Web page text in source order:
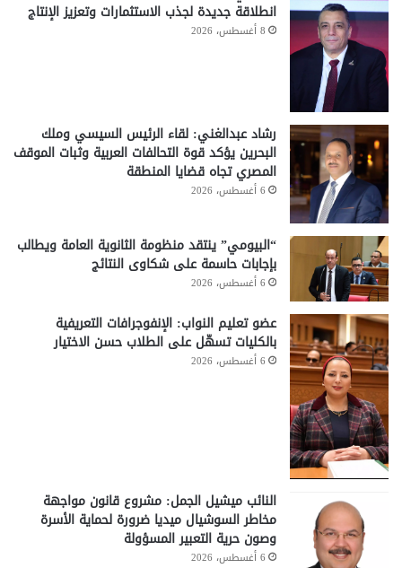
انطلاقة جديدة لجذب الاستثمارات وتعزيز الإنتاج
8 أغسطس، 2026
رشاد عبدالغني: لقاء الرئيس السيسي وملك
البحرين يؤكد قوة التحالفات العربية وثبات الموقف
المصري تجاه قضايا المنطقة
6 أغسطس، 2026
“البيومي” ينتقد منظومة الثانوية العامة ويطالب
بإجابات حاسمة على شكاوى النتائج
6 أغسطس، 2026
عضو تعليم النواب: الإنفوجرافات التعريفية
بالكليات تسهّل على الطلاب حسن الاختيار
6 أغسطس، 2026
النائب ميشيل الجمل: مشروع قانون مواجهة
مخاطر السوشيال ميديا ضرورة لحماية الأسرة
وصون حرية التعبير المسؤولة
6 أغسطس، 2026